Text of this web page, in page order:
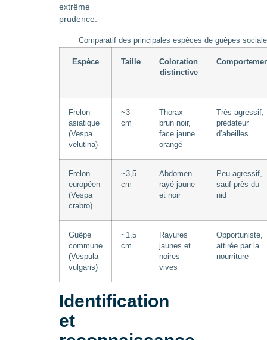
extrême
prudence.
Comparatif des principales espèces de guêpes
Espèce Taille
Coloration
distinctive
Frelon
asiatique
(Vespa
velutina)
~3
cm
Thorax
brun noir,
face jaune
orangé
Très agressif,
prédateur
d’abeilles
Frelon
européen
(Vespa
crabro)
~3,5
cm
Abdomen
rayé jaune
et noir
Peu agressif,
sauf près du
nid
Guêpe
commune
(Vespula
vulgaris)
~1,5
cm
Rayures
jaunes et
noires
vives
Opportuniste,
attirée par la
nourriture
Identification
et